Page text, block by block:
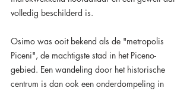
volledig beschilderd is.
Osimo was ooit bekend als de "metropolis
Piceni", de machtigste stad in het Piceno-
gebied. Een wandeling door het historische
centrum is dan ook een onderdompeling in